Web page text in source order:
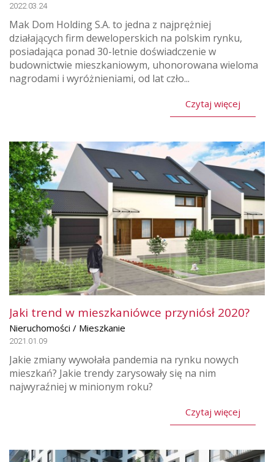
2022.03.24
Mak Dom Holding S.A. to jedna z najprężniej
działających firm deweloperskich na polskim rynku,
posiadająca ponad 30-letnie doświadczenie w
budownictwie mieszkaniowym, uhonorowana wieloma
nagrodami i wyróżnieniami, od lat czło...
Czytaj więcej
Jaki trend w mieszkaniówce przyniósł 2020?
Nieruchomości / Mieszkanie
2021.01.09
Jakie zmiany wywołała pandemia na rynku nowych
mieszkań? Jakie trendy zarysowały się na nim
najwyraźniej w minionym roku?
Czytaj więcej